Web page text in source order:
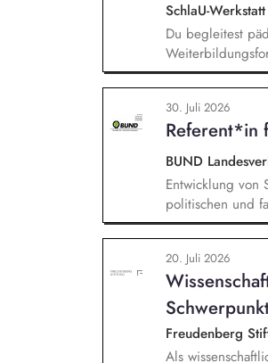
SchlaU-
Du begleitest
und erstellst
Schwerpunkte
30. Juli 2026
Referent*in
BUND
Entwicklung von
politischen und
Unterstützung
Verbesserung
BUND-Auftritts
20. Juli 2026
Freudenberg
Als